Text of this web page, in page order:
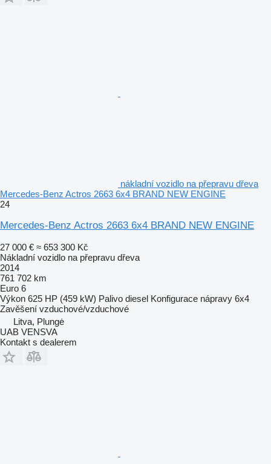
nákladní vozidlo na přepravu dřeva
Mercedes-Benz Actros 2663 6x4 BRAND NEW ENGINE
24
Mercedes-Benz Actros 2663 6x4 BRAND NEW ENGINE
27 000 € ≈ 653 300 Kč
Nákladní vozidlo na přepravu dřeva
2014
761 702 km
Euro 6
Výkon 625 HP (459 kW) Palivo diesel Konfigurace nápravy 6x4
Zavěšení vzduchové/vzduchové
Litva, Plungė
UAB VENSVA
Kontakt s dealerem